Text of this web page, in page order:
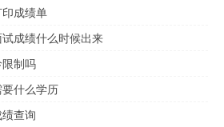
成绩单
成绩什么时候出来
制吗
什么学历
查询